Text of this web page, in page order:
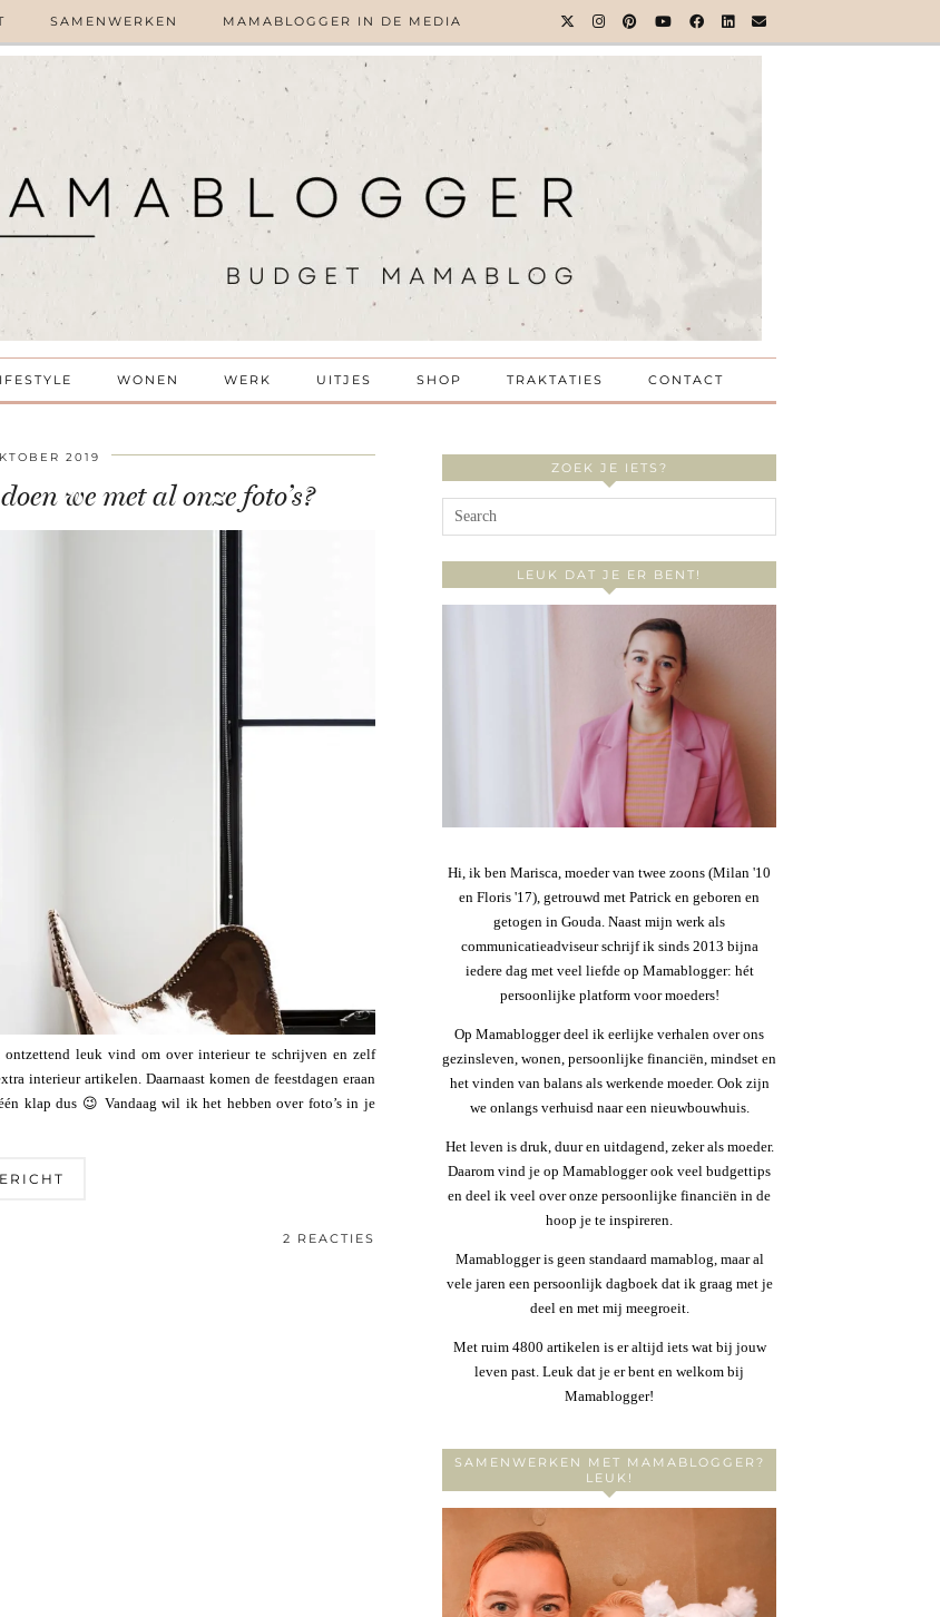
SAMENWERKEN MAMABLOGGER IN DE MEDIA
WONEN WERK UITJES SHOP TRAKTATIES CONTACT
2019
we met al onze foto’s?
leuk vind om over interieur te schrijven en zelf
interieur artikelen. Daarnaast komen de feestdagen eraan
klap dus 😉 Vandaag wil ik het hebben over foto’s in je
2 REACTIES
ZOEK JE IETS?
LEUK DAT JE ER BENT!
Hi, ik ben Marisca, moeder van twee zoons (Milan '10
en Floris '17), getrouwd met Patrick en geboren en
getogen in Gouda. Naast mijn werk als
communicatieadviseur schrijf ik sinds 2013 bijna
iedere dag met veel liefde op Mamablogger: hét
persoonlijke platform voor moeders!
Op Mamablogger deel ik eerlijke verhalen over ons
gezinsleven, wonen, persoonlijke financiën, mindset en
het vinden van balans als werkende moeder. Ook zijn
we onlangs verhuisd naar een nieuwbouwhuis.
Het leven is druk, duur en uitdagend, zeker als moeder.
Daarom vind je op Mamablogger ook veel budgettips
en deel ik veel over onze persoonlijke financiën in de
hoop je te inspireren.
Mamablogger is geen standaard mamablog, maar al
vele jaren een persoonlijk dagboek dat ik graag met je
deel en met mij meegroeit.
Met ruim 4800 artikelen is er altijd iets wat bij jouw
leven past. Leuk dat je er bent en welkom bij
Mamablogger!
SAMENWERKEN MET MAMABLOGGER?
LEUK!